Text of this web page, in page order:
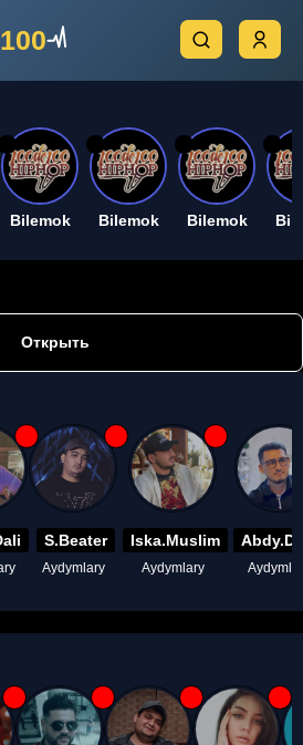
100
Bilemok Bilemok Bilemok
Открыть
S.Beater
Aydymlary
Iska.Muslim
Aydymlary